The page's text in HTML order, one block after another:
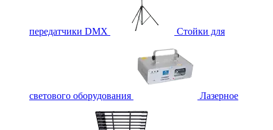
передатчики DMX Стойки для
светового оборудования Лазерное